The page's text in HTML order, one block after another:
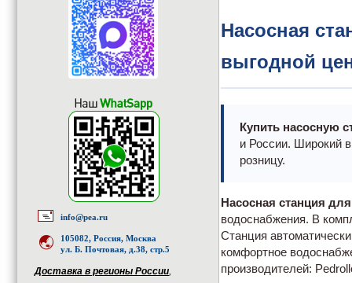
info@pea.ru
105082, Россия, Москва
ул. Б. Почтовая, д.38, стр.5
Доставка в регионы России,
Насосная
выгодной
Купить насосную
и России. Широкий
розницу.
Насосная станция
водоснабжения. В
Станция
комфортное
производителей: